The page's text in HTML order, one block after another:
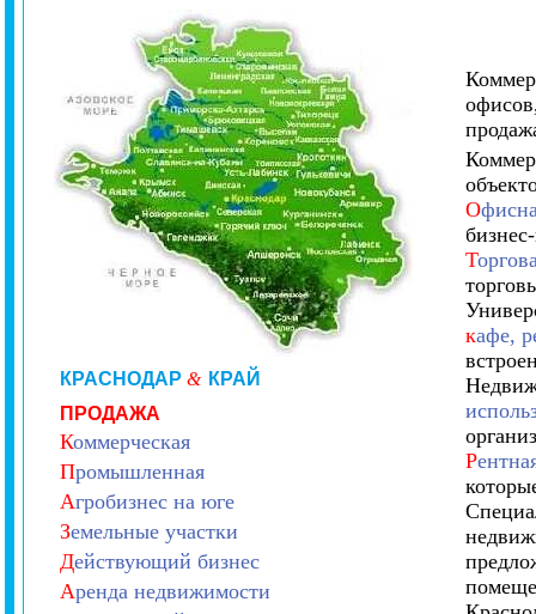
КРАСНОДАР & КРАЙ
ПРОДАЖА
Коммерческая
Промышленная
Агробизнес на юге
Земельные участки
Действующий бизнес
Аренда недвижимости
О
Т
кафе,
Р